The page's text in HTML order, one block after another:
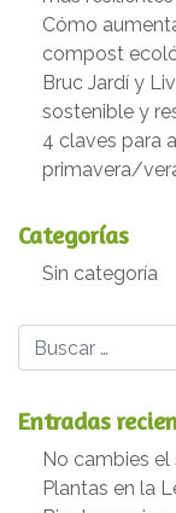
Cómo
compost
Bruc Jardí y
sostenible y
4 claves para
primavera/
Categorías
Sin categoría
Buscar
Entradas
No cambies
Plantas en la